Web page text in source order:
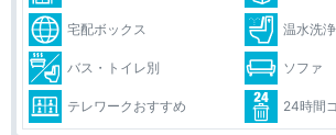
宅配ボックス 温水洗
バス・トイレ別 ソファ
テレワークおすすめ 24時間